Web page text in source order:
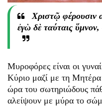
Χριστῷ φέρουσιν
ἐγὼ δὲ ταύταις
Μυροφόρες είναι οι
Κύριο μαζί με τη Μητέρα
ώρα του σωτηριώδους
αλείψουν με μύρα το